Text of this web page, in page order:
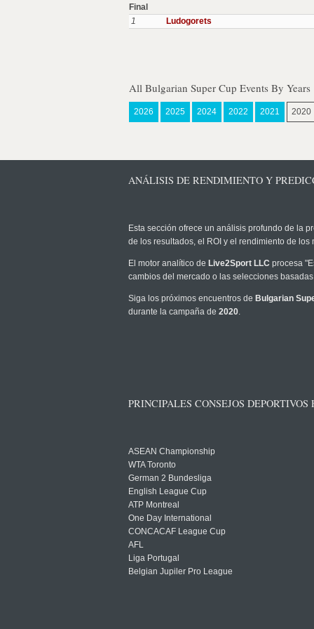
Final
1
Ludogorets
All Bulgarian Super Cup Events By Years
2026 2025 2024 2022 2021 2020
ANÁLISIS DE RENDIMIENTO Y
Esta sección ofrece un análisis profundo de la
de los resultados, el ROI y el rendimiento de
El motor analítico de Live2Sport LLC procesa
cambios del mercado o las selecciones
Siga los próximos encuentros de Bulgarian
durante la campaña de 2020.
PRINCIPALES CONSEJOS DEPORTIVOS
ASEAN Championship
WTA Toronto
German 2 Bundesliga
English League Cup
ATP Montreal
One Day International
CONCACAF League Cup
AFL
Liga Portugal
Belgian Jupiler Pro League